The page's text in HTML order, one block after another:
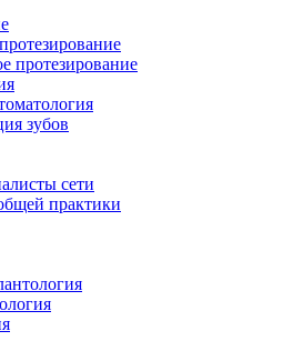
протезирование
зубов
сети
практики